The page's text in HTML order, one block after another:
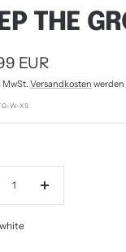
THE
EUR
MwSt. Versandkosten
W-XS
Menge
erhöhen
white